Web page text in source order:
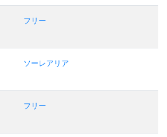
フリー
ソーレアリア
フリー